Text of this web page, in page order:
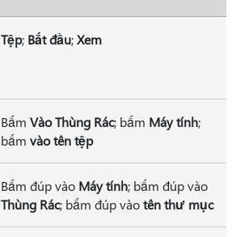
Tệp; Bắt đầu;Xem
Bấm Vào Thùng Rác; bấm Máy tính;
bấm vào tên tệp
Bấm đúp vào Máy tính; bấm đúp vào
Thùng Rác; bấm đúp vàotên thư mục